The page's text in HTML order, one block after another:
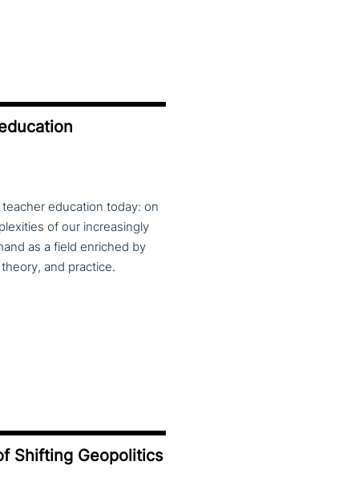
education today: on
of our increasingly
as a field enriched by
and practice.
Shifting Geopolitics